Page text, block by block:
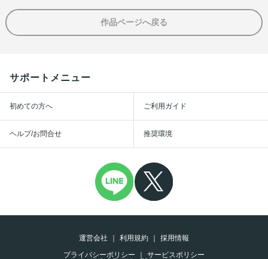
作品ページへ戻る
サポートメニュー
初めての方へ ご利用ガイド
ヘルプ/お問合せ 推奨環境
運営会社 利用規約
採用情報
プライバシーポリシー
サービスポリシー